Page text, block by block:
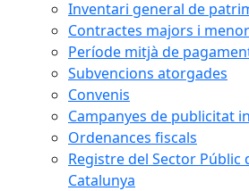
Inventari general de
Contractes majors i
Període mitjà de
Subvencions atorgades
Convenis
Campanyes de publicitat
Ordenances fiscals
Registre del Sector Públic
Catalunya